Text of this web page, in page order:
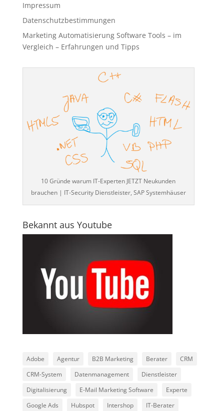
Impressum
Datenschutzbestimmungen
Marketing Automatisierung Software Tools – im
Vergleich – Erfahrungen und Tipps
10 Gründe warum IT-Experten JETZT Neukunden
brauchen | IT-Security Dienstleister, SAP Systemhäuser
Bekannt aus Youtube
Adobe Agentur B2B Marketing Berater
CRM
CRM-System
Datenmanagement
Dienstleister
Digitalisierung
E-Mail Marketing Software
Experte
Google Ads
Hubspot Intershop
IT-Berater